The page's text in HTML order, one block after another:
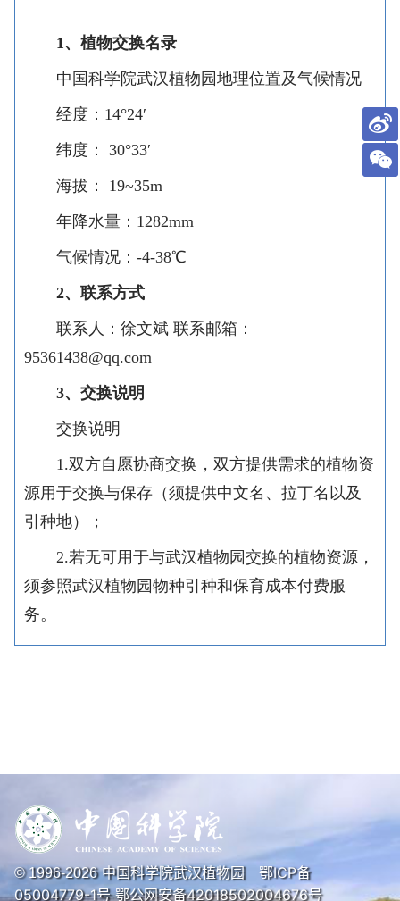
1、植物交换名录
中国科学院武汉植物园地理位置及气候情况
经度：14°24′
纬度： 30°33′
海拔： 19~35m
年降水量：1282mm
气候情况：-4-38℃
2、联系方式
联系人：徐文斌 联系邮箱：
95361438@qq.com
3、交换说明
交换说明
1.双方自愿协商交换，双方提供需求的植物资
源用于交换与保存（须提供中文名、拉丁名以及
引种地）；
2.若无可用于与武汉植物园交换的植物资源，
须参照武汉植物园物种引种和保育成本付费服
务。
© 1996-2026中国科学院武汉植物园 鄂ICP备
05004779-1号鄂公网安备42018502004676号